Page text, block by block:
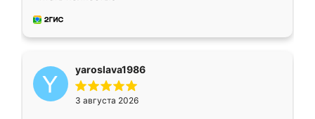
довольны работой. Спасибо Ренессанс
мебель за качественную работу!
yaroslava1986
3 августа 2026